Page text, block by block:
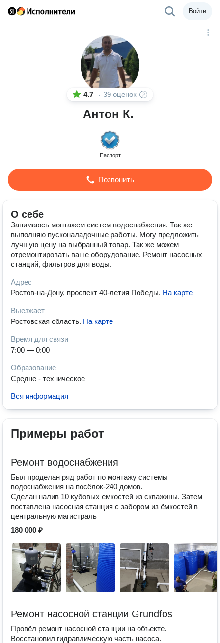
Войти
4.7 · 39 оценок
Антон К.
Паспорт
Позвонить
О себе
Занимаюсь монтажем систем водоснабжения. Так же
выполняю пусконаладочные работы. Могу предложить
лучшую цену на выбранный товар. Так же можем
отремонтировать ваше оборудование. Ремонт насосных
станций, фильтров для воды.
Адрес
Ростов-на-Дону, проспект 40-летия Победы. На карте
Выезжает
Ростовская область. На карте
Время для связи
7:00 — 0:00
Образование
Средне - техническое
Вся информация
Примеры работ
Ремонт водоснабжения
Был проделан ряд работ по монтажу системы
водоснабжения на посёлок-240 домов.
Сделан налив 10 кубовых емкостей из скважины. Затем
поставлена насосная станция с забором из ёмкостей в
центральную магистраль
180 000 ₽
Ремонт насосной станции Grundfos
Провёл ремонт насосной станции на объекте.
Восстановил гидравлическую часть насоса.